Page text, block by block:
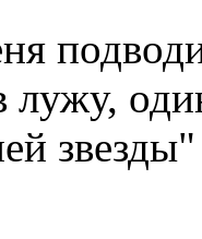
лужу,
звезды"